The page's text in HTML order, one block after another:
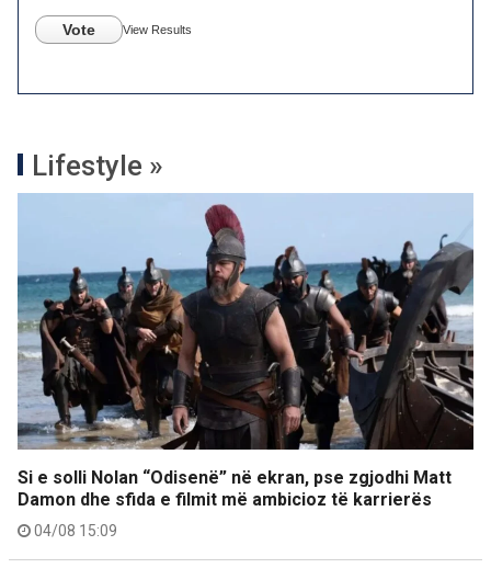
Vote View Results
Lifestyle »
Si e solli Nolan “Odisenë” në ekran, pse zgjodhi Matt
Damon dhe sfida e filmit më ambicioz të karrierës
04/08 15:09